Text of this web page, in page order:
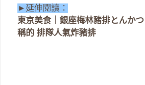
►延伸閱讀：
東京美食｜銀座梅林豬排とんか
稱的 排隊人氣炸豬排